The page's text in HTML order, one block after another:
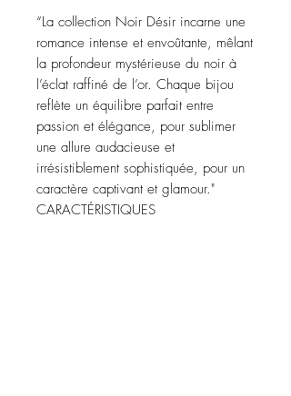
“La collection Noir Désir incarne une
romance intense et envoûtante, mêlant
la profondeur mystérieuse du noir à
l’éclat raffiné de l’or. Chaque bijou
reflète un équilibre parfait entre
passion et élégance, pour sublimer
une allure audacieuse et
irrésistiblement sophistiquée, pour un
caractère captivant et glamour."
CARACTÉRISTIQUES